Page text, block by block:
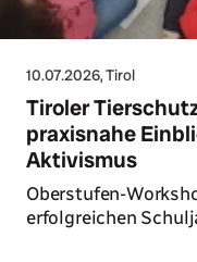
10.07.2026, Tirol
Tiroler
praxisnahe
Aktivismus
Oberstufen-
erfolgreichen